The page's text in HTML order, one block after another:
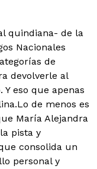
quindiana- de la
Nacionales
de
devolverle al
eso que apenas
Lo de menos es
María Alejandra
pista y
consolida un
personal y